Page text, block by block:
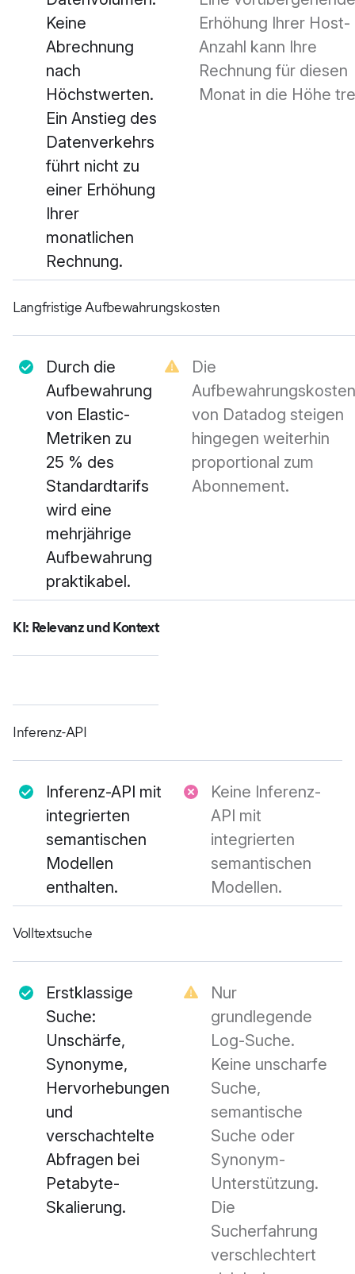
Keine
Abrechnung
nach
Höchstwerten.
Ein Anstieg des
Datenverkehrs
führt nicht zu
einer Erhöhung
Ihrer
monatlichen
Rechnung.
Erhöhung Ihrer Host-
Anzahl kann Ihre
Rechnung für diesen
Monat in die Höhe
Langfristige Aufbewahrungskosten
Durch die
Aufbewahrung
von Elastic-
Metriken zu
25 % des
Standardtarifs
wird eine
mehrjährige
Aufbewahrung
praktikabel.
Die
Aufbewahrungskosten
von Datadog steigen
hingegen weiterhin
proportional zum
Abonnement.
KI: Relevanz und Kontext
Inferenz-API
Inferenz-API mit
integrierten
semantischen
Modellen
enthalten.
Keine Inferenz-
API mit
integrierten
semantischen
Modellen.
Volltextsuche
Erstklassige
Suche:
Unschärfe,
Synonyme,
Hervorhebungen
und
verschachtelte
Abfragen bei
Petabyte-
Skalierung.
Nur
grundlegende
Log-Suche.
Keine unscharfe
Suche,
semantische
Suche oder
Synonym-
Unterstützung.
Die
Sucherfahrung
verschlechtert